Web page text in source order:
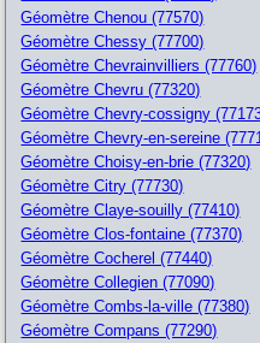
Géomètre Chenou (77570)
Géomètre Chessy (77700)
Géomètre Chevrainvilliers (77760)
Géomètre Chevru (77320)
Géomètre Chevry-cossigny
Géomètre Chevry-en-sereine
Géomètre Choisy-en-brie (77320)
Géomètre Citry (77730)
Géomètre Claye-souilly (77410)
Géomètre Clos-fontaine (77370)
Géomètre Cocherel (77440)
Géomètre Collegien (77090)
Géomètre Combs-la-ville (77380)
Géomètre Compans (77290)